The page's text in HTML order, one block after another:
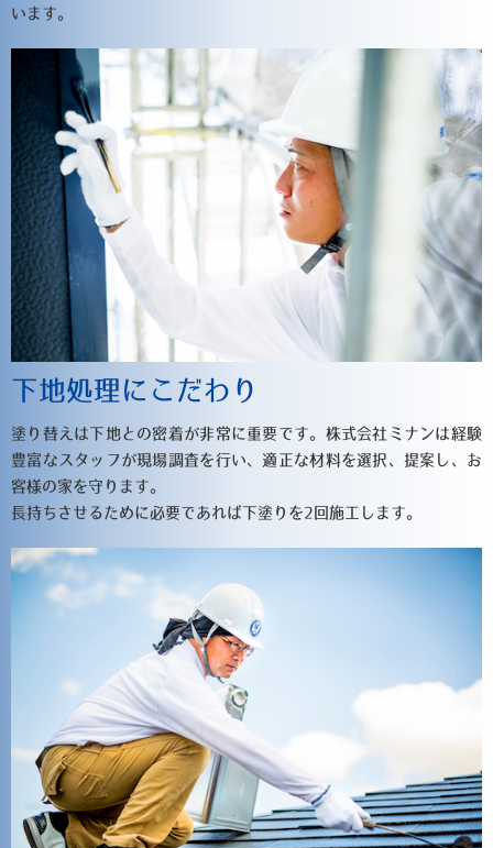
います。
下地処理にこだわり
塗り替えは下地との密着が非常に重要です。株式会社ミナンは経験
豊富なスタッフが現場調査を行い、適正な材料を選択、提案し、お
客様の家を守ります。
長持ちさせるために必要であれば下塗りを2回施工します。